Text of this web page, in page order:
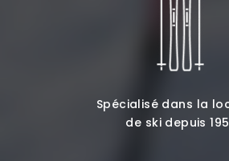
Spécialisé dans la
de ski depuis